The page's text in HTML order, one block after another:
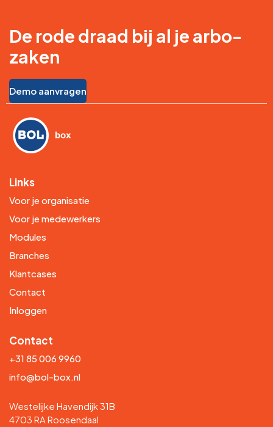
De rode draad bij al je arbo-
zaken
Demo aanvragen
Links
Voor je organisatie
Voor je medewerkers
Modules
Branches
Klantcases
Contact
Inloggen
Contact
+31 85 006 9960
info@bol-box.nl
Westelijke Havendijk 31B
4703 RA Roosendaal